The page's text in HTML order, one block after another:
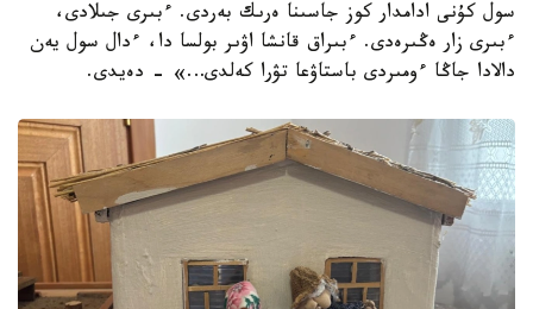
سول كۇنى ادامدار كوز جاسىنا ەرىك بەردى. ءبىرى جىلادى،
ءبىرى زار ەڭىرەدى. ءبىراق قانشا اۋىر بولسا دا، ءدال سول يەن
دالادا جاڭا ءومىردى باستاۋعا تۋرا كەلدى…» - دەيدى.